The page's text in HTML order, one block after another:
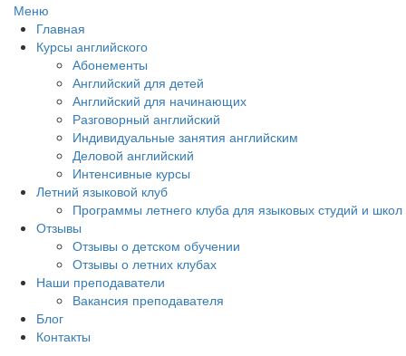
Меню
Главная
Курсы английского
Абонементы
Английский для детей
Английский для начинающих
Разговорный английский
Индивидуальные занятия английским
Деловой английский
Интенсивные курсы
Летний языковой клуб
Программы летнего клуба для языковых студий и школ
Отзывы
Отзывы о детском обучении
Отзывы о летних клубах
Наши преподаватели
Вакансия преподавателя
Блог
Контакты